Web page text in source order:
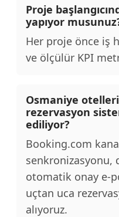
Proje
yapıyor
Her proje önce iş
ve ölçülür KPI
Osmaniye
rezervasyon
ediliyor?
Booking.com
senkronizasyonu,
otomatik onay e-
uçtan uca
alıyoruz.